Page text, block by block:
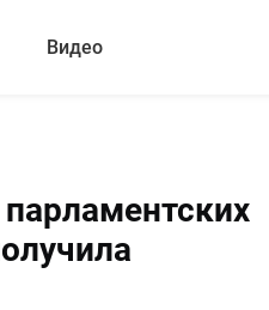
Видео